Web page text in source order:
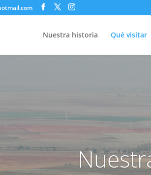
Nuestra historia Qué visitar